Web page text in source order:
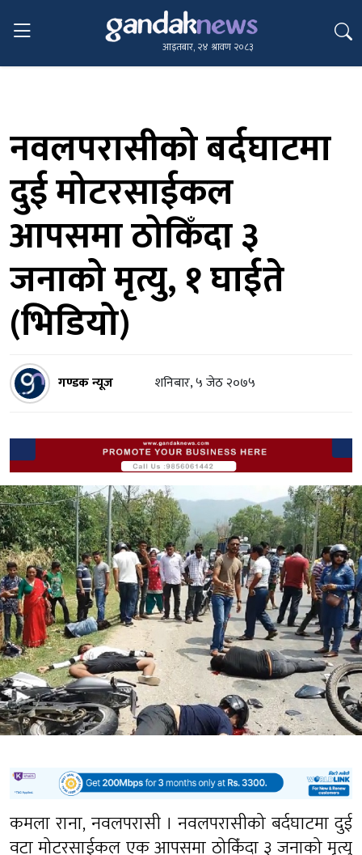
आइतबार, २४ श्रावण २०८३
नवलपरासीको बर्दघाटमा
दुई मोटरसाईकल
आपसमा ठोकिँदा ३
जनाको मृत्यु, १ घाईते
(भिडियो)
गण्डक न्यूज शनिबार, ५ जेठ २०७५
कमला राना, नवलपरासी । नवलपरासीको बर्दघाटमा दुई
वटा मोटरसाईकल एक आपसमा ठोकिँदा ३ जनाको मृत्यु